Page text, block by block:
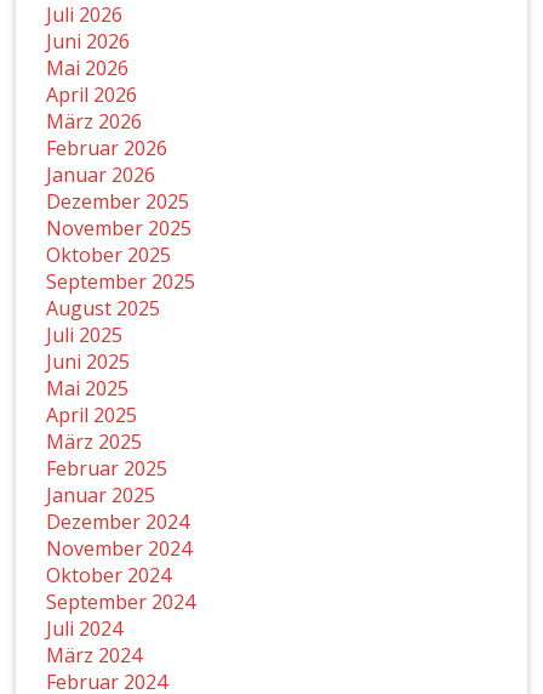
Juli 2026
Juni 2026
Mai 2026
April 2026
März 2026
Februar 2026
Januar 2026
Dezember 2025
November 2025
Oktober 2025
September 2025
August 2025
Juli 2025
Juni 2025
Mai 2025
April 2025
März 2025
Februar 2025
Januar 2025
Dezember 2024
November 2024
Oktober 2024
September 2024
Juli 2024
März 2024
Februar 2024